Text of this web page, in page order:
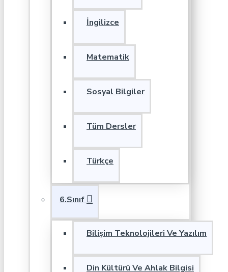
İngilizce
Matematik
Sosyal Bilgiler
Tüm Dersler
Türkçe
6.Sınıf
Bilişim Teknolojileri Ve Yazılım
Din Kültürü Ve Ahlak Bilgisi